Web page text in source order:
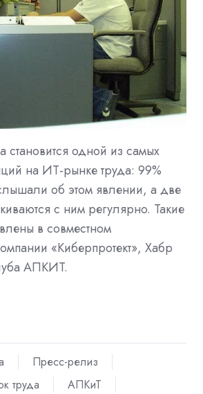
становится одной из самых
на ИТ-рынке труда: 99%
об этом явлении, а две
с ним регулярно. Такие
в совместном
«Киберпротект», Хабр
АПКИТ.
Пресс-релиз
труда
АПКиТ